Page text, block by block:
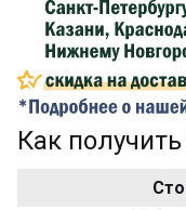
компенсацию
...на
Золотая скидка
персональная
Как